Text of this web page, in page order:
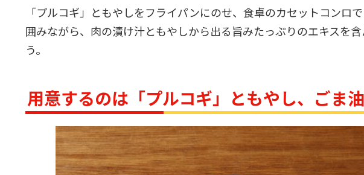
「プルコギ」ともやしをフライパンにのせ、食卓のカセットコンロ
囲みながら、肉の漬け汁ともやしから出る旨みたっぷりのエキスを
う。
用意するのは「プルコギ」ともやし、ごま